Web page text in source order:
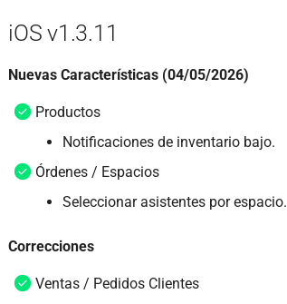
iOS v1.3.11
Nuevas Características (04/05/2026)
Productos
Notificaciones de inventario bajo.
Órdenes / Espacios
Seleccionar asistentes por espacio.
Correcciones
Ventas / Pedidos Clientes